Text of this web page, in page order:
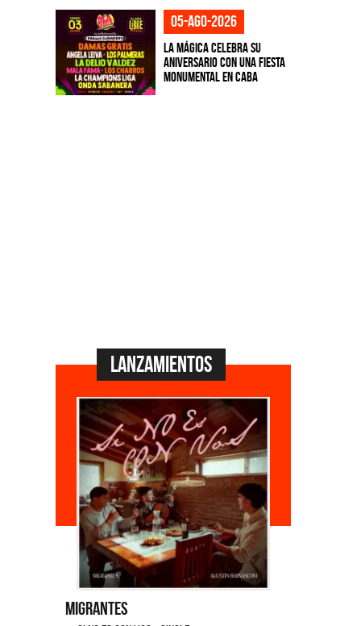
05-ago-2026
La Mágica celebra su
aniversario con una fiesta
monumental en CABA
Lanzamientos
Migrantes